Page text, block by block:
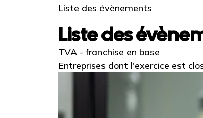
Liste des évènements
Liste des
TVA - franchise en base
Entreprises dont l'exercice est